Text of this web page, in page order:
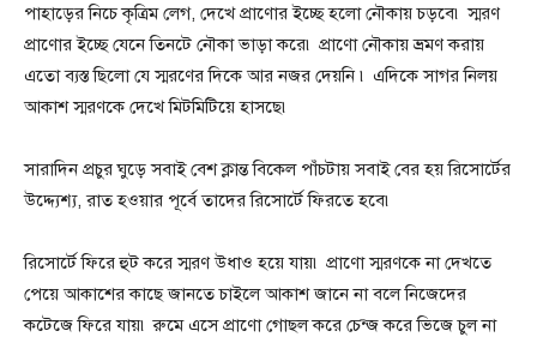
পাহাড়ের নিচে কৃত্রিম লেগ, দেখে প্রাণোর ইচ্ছে হলো নৌকায় চড়বে৷ স্মরণ
প্রাণোর ইচ্ছে যেনে তিনটে নৌকা ভাড়া করে৷ প্রাণো নৌকায় ভ্রমণ করায়
এতো ব্যস্ত ছিলো যে স্মরণের দিকে আর নজর দেয়নি ৷ এদিকে সাগর নিলয়
আকাশ স্মরণকে দেখে মিটমিটিয়ে হাসছে৷
সারাদিন প্রচুর ঘুড়ে সবাই বেশ ক্লান্ত বিকেল পাঁচটায় সবাই বের হয় রিসোর্টের
উদ্দ্যেশ্য, রাত হওয়ার পূর্বে তাদের রিসোর্টে ফিরতে হবে৷
রিসোর্টে ফিরে হুট করে স্মরণ উধাও হয়ে যায়৷ প্রাণো স্মরণকে না দেখতে
পেয়ে আকাশের কাছে জানতে চাইলে আকাশ জানে না বলে নিজেদের
কটেজে ফিরে যায়৷ রুমে এসে প্রাণো গোছল করে চেন্জ করে ভিজে চুল না